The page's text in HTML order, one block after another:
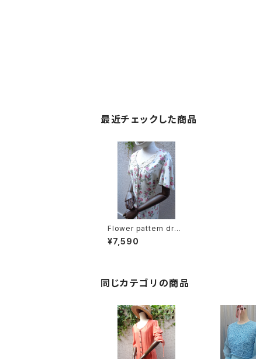
最近チェックした商品
Flower pattern dres
s back lace up 花柄
ワンピース バックレー
¥7,590
同じカテゴリの商品